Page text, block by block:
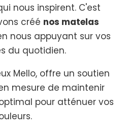
nous inspirent. C'est
créé nos matelas
nous appuyant sur vos
du quotidien.
Mello, offre un soutien
mesure de maintenir
pour atténuer vos